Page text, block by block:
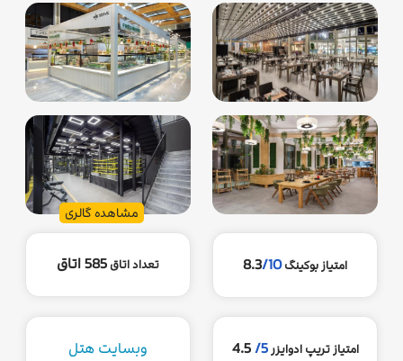
مشاهده گالری
امتیاز بوکینگ 8.3/10 تعداد اتاق585 اتاق
امتیاز تریپ ادوایزر5/
4.5 وبسایت هتل